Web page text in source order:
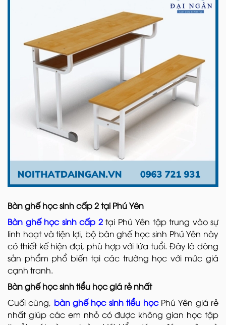
Bàn ghế học sinh cấp 2 tại Phú Yên
Bàn ghế học sinh cấp 2tại Phú Yên tập trung vào sự
linh hoạt và tiện lợi, bộ bàn ghế học sinh Phú Yên này
có thiết kế hiện đại, phù hợp với lứa tuổi. Đây là dòng
sản phẩm phổ biến tại các trường học với mức giá
cạnh tranh.
Bàn ghế học sinh tiểu học giá rẻ nhất
Cuối cùng, bàn ghế học sinh tiểu họcPhú Yên giá rẻ
nhất giúp các em nhỏ có được không gian học tập